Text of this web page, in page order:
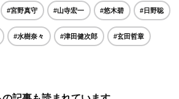
#宮野真守 #山寺宏一 #悠木碧 #日野聡
#水樹奈々 #津田健次郎 #玄田哲章